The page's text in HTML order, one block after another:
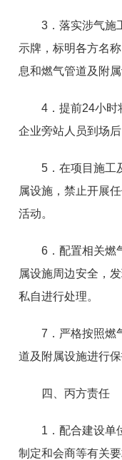
3．落实涉气施
示牌，标明各方名
息和燃气管道及附属
4．提前24小时
企业旁站人员到场后
5．在项目施工
属设施，禁止开展
活动。
6．配置相关燃
属设施周边安全，
私自进行处理。
7．严格按照燃
道及附属设施进行
四、丙方责任
1．配合建设单
制定和会商等有关要